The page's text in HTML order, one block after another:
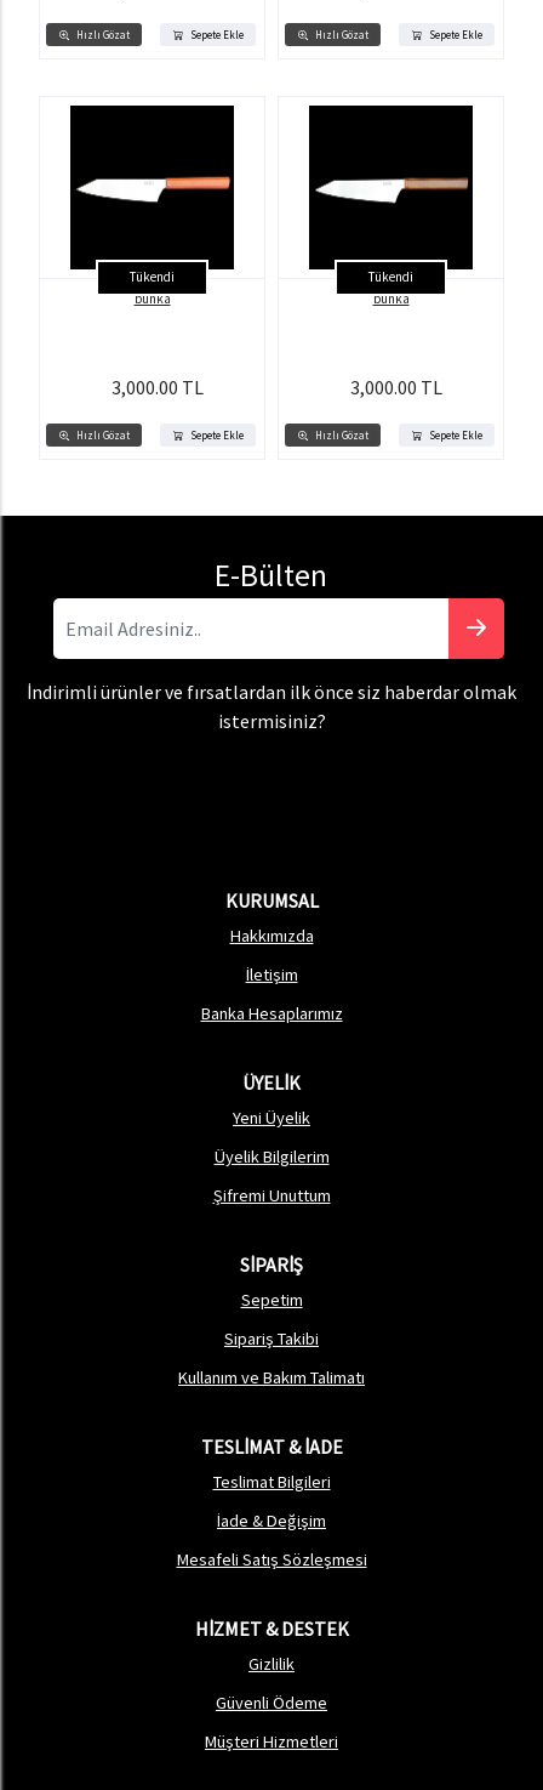
Hızlı Gözat Sepete Ekle Hızlı Gözat Sepete Ekle
Tükendi
Hızlı Gözat Sepete Ekle
bunka
3,000.00 TL
Tükendi
Hızlı Gözat Sepete Ekle
bunka
3,000.00 TL
E-Bülten
İndirimli ürünler ve fırsatlardan ilk önce siz haberdar olmak
istermisiniz?
KURUMSAL
Hakkımızda
İletişim
Banka Hesaplarımız
ÜYELİK
Yeni Üyelik
Üyelik Bilgilerim
Şifremi Unuttum
SİPARİŞ
Sepetim
Sipariş Takibi
Kullanım ve Bakım Talimatı
TESLİMAT & İADE
Teslimat Bilgileri
İade & Değişim
Mesafeli Satış Sözleşmesi
HİZMET & DESTEK
Gizlilik
Güvenli Ödeme
Müşteri Hizmetleri